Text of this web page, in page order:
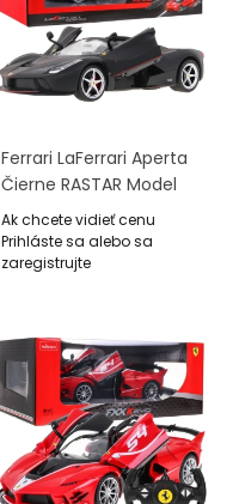
Ferrari LaFerrari Aperta
Čierne RASTAR Model
1:14 Diaľkovo Ovládané
Auto + Ovládač 2,4 GHz
Ak chcete vidieť cenu
Prihláste sa alebo sa
zaregistrujte